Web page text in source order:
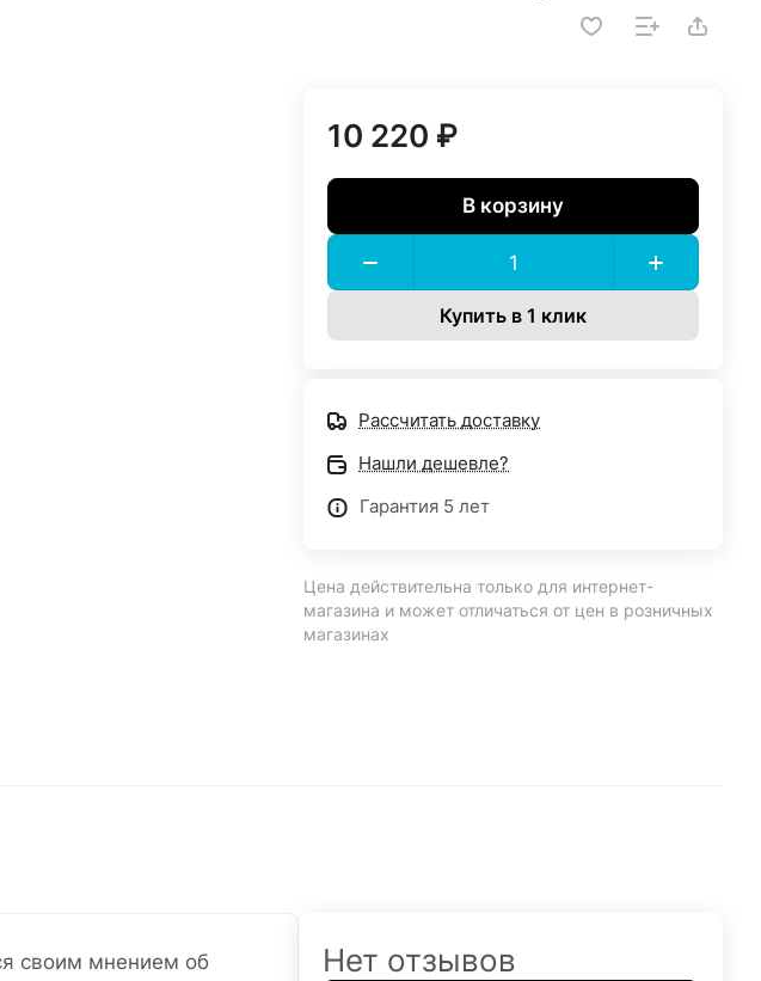
10 220 ₽
В корзину
Купить в 1 клик
Рассчитать доставку
Нашли дешевле?
Гарантия 5 лет
Цена действительна только для интернет-
магазина и может отличаться от цен в розничных
магазинах
своим мнением об
Нет отзывов